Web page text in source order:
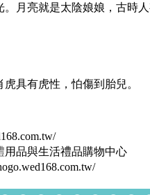
。月亮就是太陰娘娘，古時
具有虎性，怕傷到 胎兒。
用品與生活禮品購物中心